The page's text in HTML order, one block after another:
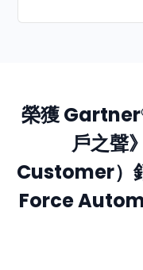
榮獲
戶之聲
Customer）
Force